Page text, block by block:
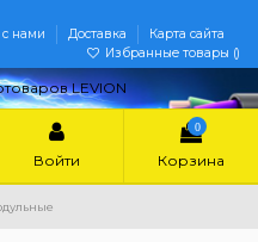
нами Доставка
Карта сайта
Избранные товары ()
Войти
0
Корзина